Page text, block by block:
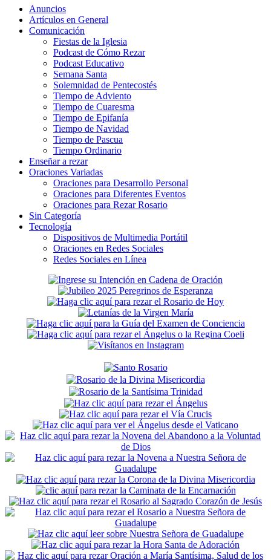
Anuncios
Artículos en General
Comunicación
Fiestas de la Iglesia
Podcast de Cómo Rezar
Podcast Educativo
Semana Santa
Solemnidad de Pentecostés
Tiempo de Adviento
Tiempo de Cuaresma
Tiempo de Epifanía
Tiempo de Navidad
Tiempo de Pascua
Tiempo Ordinario
Enseñar a rezar
Oraciones Variadas
Oraciones para Desarrollo Personal
Oraciones para Diferentes Eventos
Oraciones para Rezar Rosario
Sin Categoría
Tecnología
Dispositivos de Multimedia Portátil
Oraciones en Redes Sociales
Redes Sociales en Línea
Secondary
Sidebar